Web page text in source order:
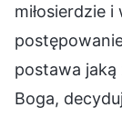
miłosierdzie i
postawa jaką
Boga,